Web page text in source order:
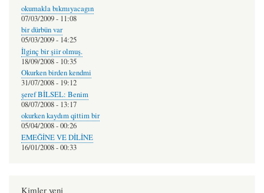
okumakla bıkmıyacagın
07/03/2009 - 11:08
bir dürbün var
05/03/2009 - 14:25
İlginç bir şiir olmuş.
18/09/2008 - 10:35
Okurken birden kendmi
31/07/2008 - 19:12
şeref BİLSEL: Benim
08/07/2008 - 13:17
okurken kaydım qittim bir
05/04/2008 - 00:26
EMEĞİNE VE DİLİNE
16/01/2008 - 00:33
Kimler yeni